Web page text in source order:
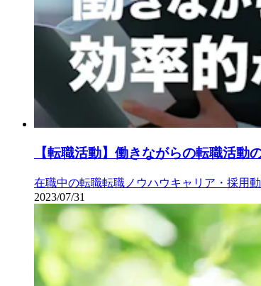
【転職活動】働きながらの転職活
在職中の転職転職ノウハウキャリア・採用
2023/07/31